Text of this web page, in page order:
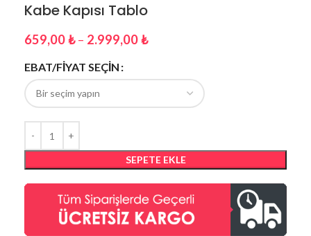
Kabe Kapısı Tablo
659,00₺ – 2.999,00₺
EBAT/FİYAT SEÇİN
SEPETE EKLE